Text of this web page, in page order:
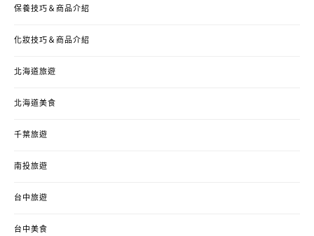
保養技巧＆商品介紹
化妝技巧＆商品介紹
北海道旅遊
北海道美食
千葉旅遊
南投旅遊
台中旅遊
台中美食